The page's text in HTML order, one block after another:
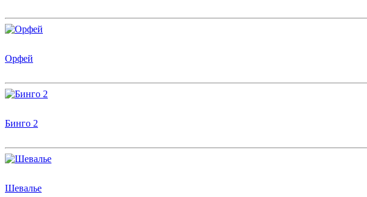
Орфей
Бинго 2
Шевалье